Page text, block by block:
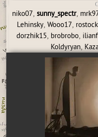
niko07,sunny_spectr,
Lehinsky,Wooo17, rostock
dorzhik15, brobrobo,
Koldyryan,